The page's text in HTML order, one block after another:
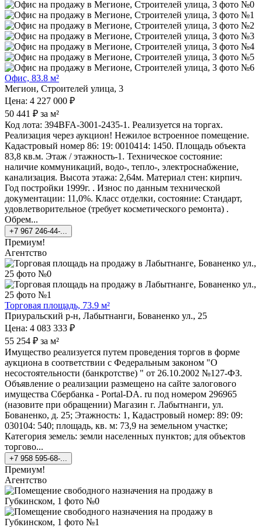
Офис, 83.8 м²
Мегион, Строителей улица, 3
Цена: 4 227 000 ₽
50 441 ₽ за м²
Код лота: 394BFA-3001-2435-1. Реализуется на торгах.
Реализация через аукцион! Нежилое встроенное помещение.
Кадастровый номер 86: 19: 0010414: 1450. Площадь объекта
83,8 кв.м. Этаж / этажность-1. Техническое состояние:
наличие коммуникаций, водо-, тепло-, электроснабжение,
канализация. Высота этажа: 2,64м. Материал стен: кирпич.
Год постройки 1999г. . Износ по данным технической
документации: 11,0%. Класс отделки, состояние: Стандарт,
удовлетворительное (требует косметического ремонта) .
Обрем...
+7 967 246-44-...
Премиум!
Агентство
Торговая площадь, 73.9 м²
Приуральский р-н, Лабытнанги, Бованенко ул., 25
Цена: 4 083 333 ₽
55 254 ₽ за м²
Имущество реализуется путем проведения торгов в форме
аукциона в соответствии с Федеральным законом "О
несостоятельности (банкротстве) " от 26.10.2002 №127-ФЗ.
Объявление о реализации размещено на сайте залогового
имущества Сбербанка - Pоrtal-DA. ru под номером 296965
(назовите при обращении) Магазин г. Лабытнанги, ул.
Бованенко, д. 25; Этажность: 1, Кадастровый номер: 89: 09:
030104: 540; площадь, кв. м: 73,9 на земельном участке;
Категория земель: земли населенных пунктов; для объектов
торгово...
+7 958 595-68-...
Премиум!
Агентство